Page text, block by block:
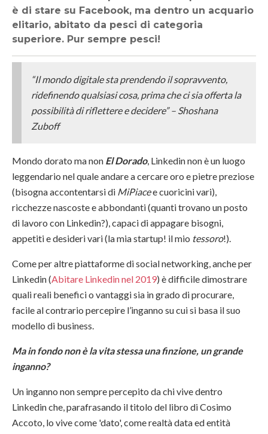
è di stare su Facebook, ma dentro un acquario
elitario, abitato da pesci di categoria
superiore. Pur sempre pesci!
“Il mondo digitale sta prendendo il sopravvento,
ridefinendo qualsiasi cosa, prima che ci sia offerta la
possibilità di riflettere e decidere” – Shoshana
Zuboff
Mondo dorato ma non El Dorado, Linkedin non è un luogo
leggendario nel quale andare a cercare oro e pietre preziose
(bisogna accontentarsi di MiPiacee cuoricini vari),
ricchezze nascoste e abbondanti (quanti trovano un posto
di lavoro con Linkedin?), capaci di appagare bisogni,
appetiti e desideri vari (la mia startup! il mio tessoro!).
Come per altre piattaforme di social networking, anche per
Linkedin (Abitare Linkedin nel 2019) è difficile dimostrare
quali reali benefici o vantaggi sia in grado di procurare,
facile al contrario percepire l’inganno su cui si basa il suo
modello di business.
Ma in fondo non è la vita stessa una finzione, un grande
inganno?
Un inganno non sempre percepito da chi vive dentro
Linkedin che, parafrasando il titolo del libro di Cosimo
Accoto, lo vive come 'dato', come realtà data ed entità